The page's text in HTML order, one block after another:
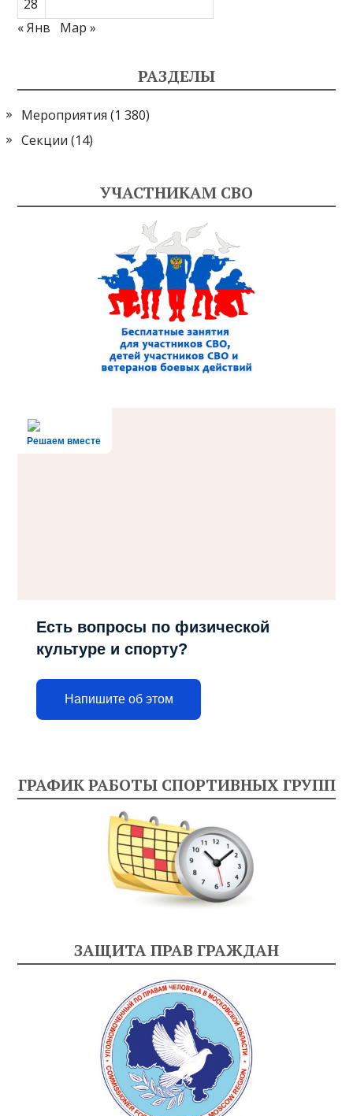
28
« Янв
Мар »
РАЗДЕЛЫ
Мероприятия (1 380)
Секции (14)
УЧАСТНИКАМ СВО
Решаем вместе
Есть вопросы по физической
культуре и спорту?
Напишите об этом
ГРАФИК РАБОТЫ СПОРТИВНЫХ ГРУПП
ЗАЩИТА ПРАВ ГРАЖДАН